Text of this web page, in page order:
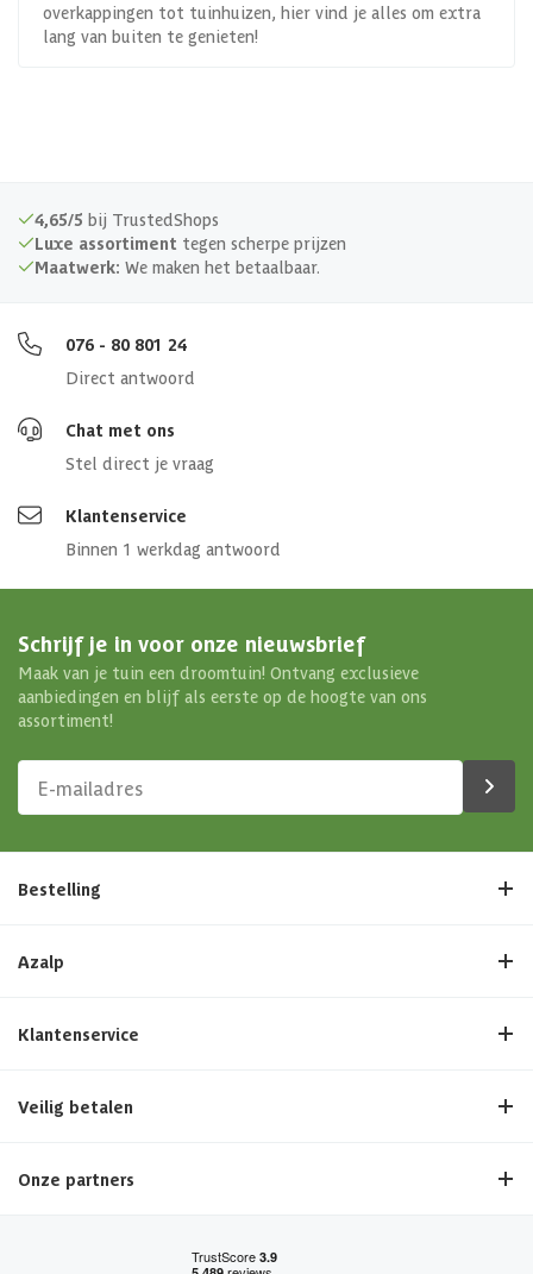
overkappingen tot tuinhuizen, hier vind je alles om extra
lang van buiten te genieten!
4,65/5 bij TrustedShops
Luxe assortiment tegen scherpe prijzen
Maatwerk: We maken het betaalbaar.
076 - 80 801 24
Direct antwoord
Chat met ons
Stel direct je vraag
Klantenservice
Binnen 1 werkdag antwoord
Schrijf je in voor onze nieuwsbrief
Maak van je tuin een droomtuin! Ontvang exclusieve
aanbiedingen en blijf als eerste op de hoogte van ons
assortiment!
Bestelling
Azalp
Klantenservice
Veilig betalen
Onze partners